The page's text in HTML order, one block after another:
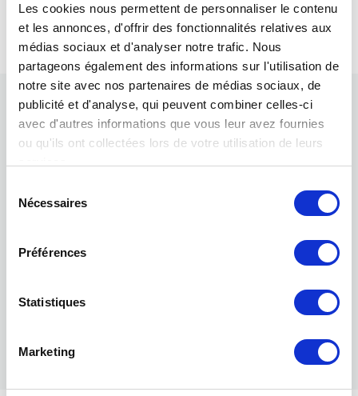
Les cookies nous permettent de personnaliser le contenu
et les annonces, d'offrir des fonctionnalités relatives aux
médias sociaux et d'analyser notre trafic. Nous
partageons également des informations sur l'utilisation de
notre site avec nos partenaires de médias sociaux, de
publicité et d'analyse, qui peuvent combiner celles-ci
avec d'autres informations que vous leur avez fournies
ou qu'ils ont collectées lors de votre utilisation de leurs
Nécessaires
Préférences
Statistiques
Marketing